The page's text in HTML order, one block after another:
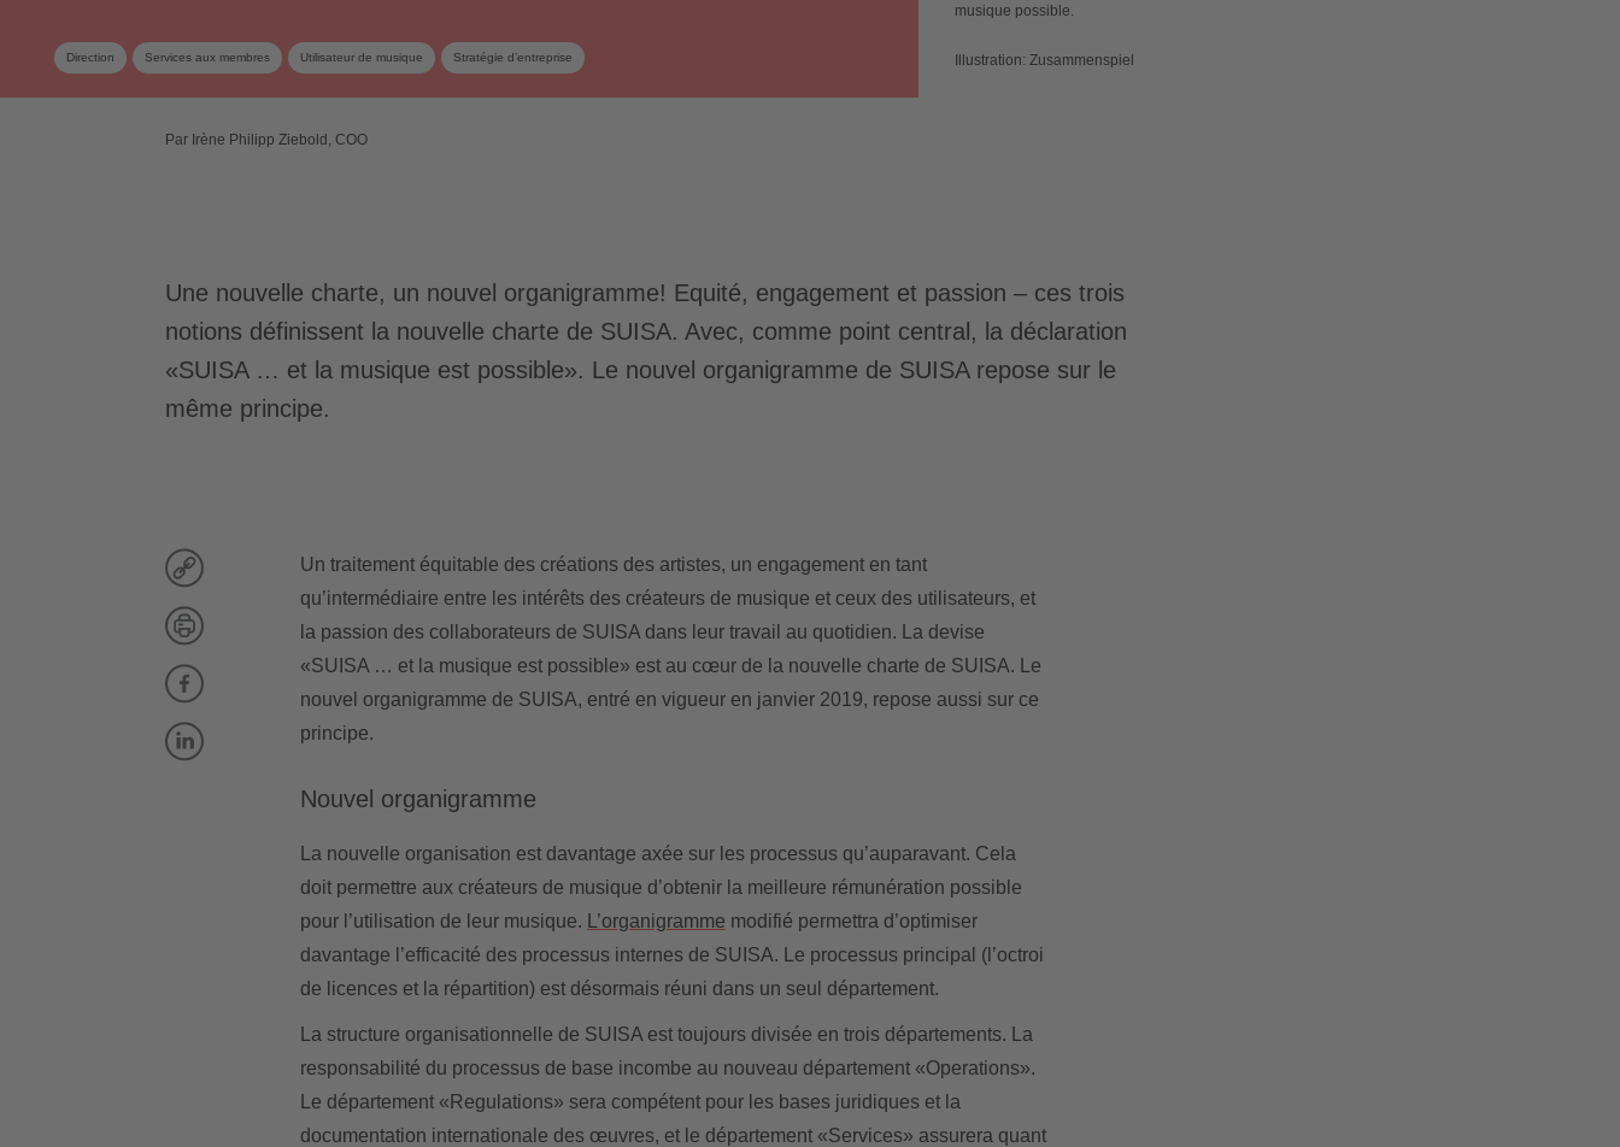
Direction Services aux membres Utilisateur de musique Stratégie d’entreprise
musique possible.
Illustration: Zusammenspiel
Par Irène Philipp Ziebold, COO
Une nouvelle charte, un nouvel organigramme! Equité, engagement et passion – ces trois
notions définissent la nouvelle charte de SUISA. Avec, comme point central, la déclaration
«SUISA … et la musique est possible». Le nouvel organigramme de SUISA repose sur le
même principe.
Un traitement équitable des créations des artistes, un engagement en tant
qu’intermédiaire entre les intérêts des créateurs de musique et ceux des utilisateurs, et
la passion des collaborateurs de SUISA dans leur travail au quotidien. La devise
«SUISA … et la musique est possible» est au cœur de la nouvelle charte de SUISA. Le
nouvel organigramme de SUISA, entré en vigueur en janvier 2019, repose aussi sur ce
principe.
Nouvel organigramme
La nouvelle organisation est davantage axée sur les processus qu’auparavant. Cela
doit permettre aux créateurs de musique d’obtenir la meilleure rémunération possible
pour l’utilisation de leur musique.
L’organigramme modifié permettra d’optimiser
davantage l’efficacité des processus internes de SUISA. Le processus principal (l’octroi
de licences et la répartition) est désormais réuni dans un seul département.
La structure organisationnelle de SUISA est toujours divisée en trois départements. La
responsabilité du processus de base incombe au nouveau département «Operations».
Le département «Regulations» sera compétent pour les bases juridiques et la
documentation internationale des œuvres, et le département «Services» assurera quant